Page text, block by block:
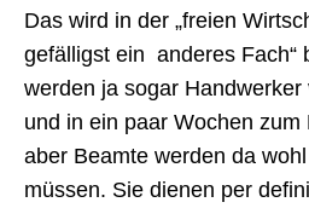
Das wird in der „freien
gefälligst ein anderes Fach“
werden ja sogar
und in ein paar Wochen zum
aber Beamte werden da
müssen. Sie dienen per